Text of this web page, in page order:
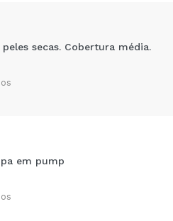
uma foto
Imagine isso...
secas. Cobertura média.
em pump